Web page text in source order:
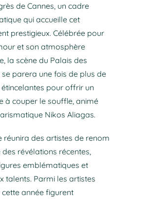
de Cannes, un cadre
qui accueille cet
prestigieux. Célébrée pour
et son atmosphère
la scène du Palais des
se parera une fois de plus de
pour offrir un
à couper le souffle, animé
Nikos Aliagas.
réunira des artistes de renom
révélations récentes,
emblématiques et
talents. Parmi les artistes
cette année figurent